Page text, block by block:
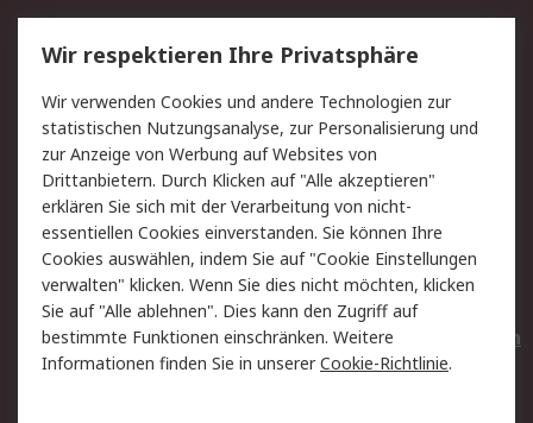
Service
Value Added Services
Lieferlösungen
Rücksendungen
Kontakt
Hilfe
Privatkunden
Rechtliches
AGB
Datenschutz
Cookie-Richtlinie
Zahlungsbedingungen
Copyright/Impressum
Entsorgung
Elektrogeräte/Batterien
Wir respektieren Ihre Privatsphäre
Wir verwenden Cookies und andere Technologien zur
statistischen Nutzungsanalyse, zur Personalisierung und
zur Anzeige von Werbung auf Websites von
Drittanbietern. Durch Klicken auf "Alle akzeptieren"
erklären Sie sich mit der Verarbeitung von nicht-
essentiellen Cookies einverstanden. Sie können Ihre
Cookies auswählen, indem Sie auf "Cookie Einstellungen
verwalten" klicken. Wenn Sie dies nicht möchten, klicken
Sie auf "Alle ablehnen". Dies kann den Zugriff auf
bestimmte Funktionen einschränken. Weitere
Informationen finden Sie in unsererCookie-Richtlinie.